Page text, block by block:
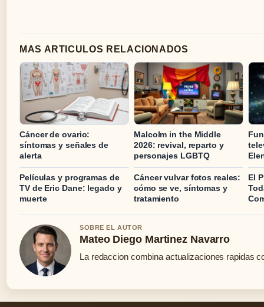
MAS ARTICULOS RELACIONADOS
Cáncer de ovario:
síntomas y señales de
alerta
Malcolm in the Middle
2026: revival, reparto y
personajes LGBTQ
Películas y programas de
TV de Eric Dane: legado y
muerte
Cáncer vulvar fotos reales:
cómo se ve, síntomas y
tratamiento
El
SOBRE EL AUTOR
Mateo Diego Martinez Navarro
La redaccion combina actualizaciones rapidas